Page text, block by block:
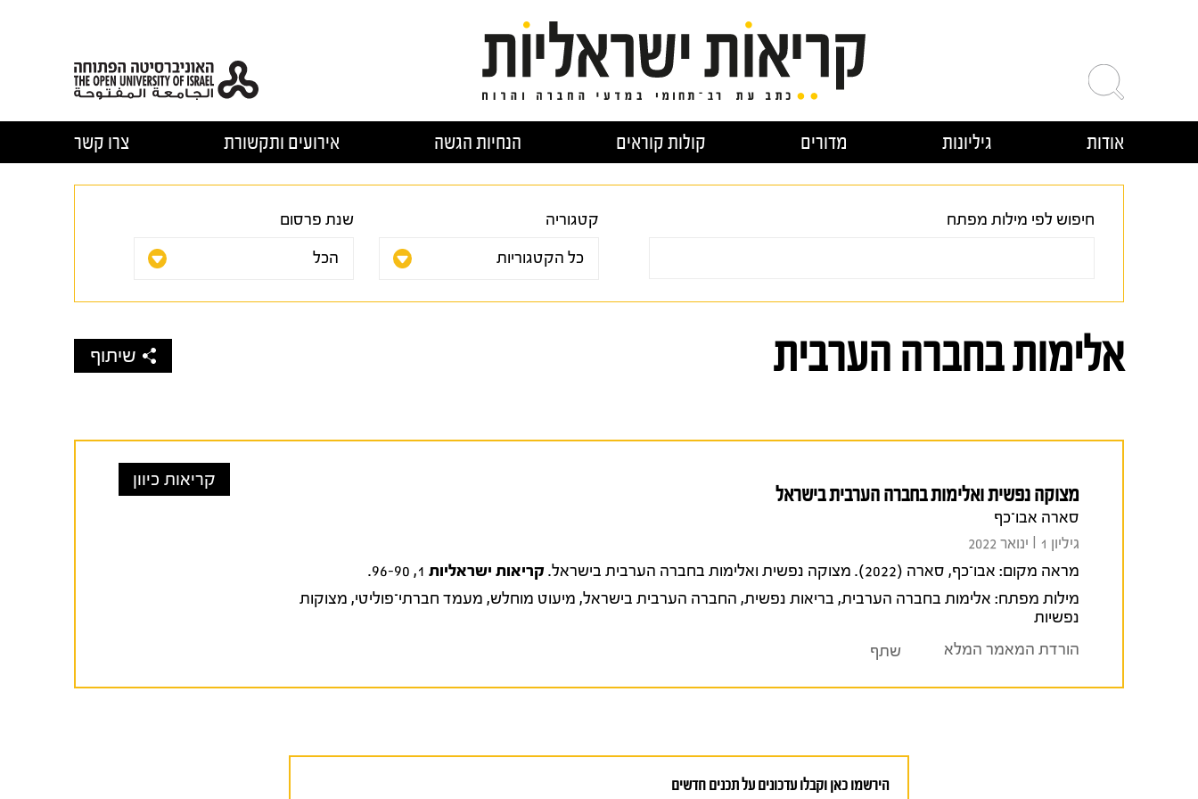
אודות גיליונות מדורים קולות קוראים הנחיות הגשה אירועים ותקשורת צרו קשר
חיפוש לפי מילות מפתח קטגוריה שנת פרסום
אלימות בחברה הערבית שיתוף
קריאות כיוון
מצוקה נפשית ואלימות בחברה הערבית בישראל
סארה אבו־כף
גיליון 1 I ינואר 2022
מראה מקום: אבו־כף, סארה (2022). מצוקה נפשית ואלימות בחברה הערבית בישראל. קריאות ישראליות
מילות מפתח: אלימות בחברה הערבית, בריאות נפשית, החברה הערבית בישראל, מיעוט מוחלש, מעמד חברתי־פוליטי, מצוקות
נפשיות
הורדת המאמר המלא
שתף
הירשמו כאן וקבלו עדכונים על תכנים חדשים